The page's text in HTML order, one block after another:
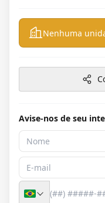
Nenhuma
Avise-nos de seu